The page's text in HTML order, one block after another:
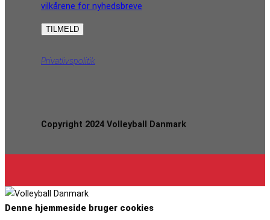
vilkårene for nyhedsbreve
Privatlivspolitik
Copyright 2024 Volleyball Danmark
Denne hjemmeside bruger cookies